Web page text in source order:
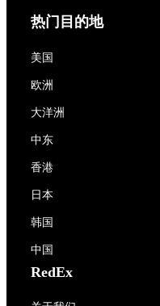
热门目的地
美国
欧洲
大洋洲
中东
香港
日本
韩国
中国
RedEx